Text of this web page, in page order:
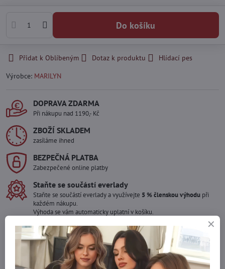
Do košíku
Přidat k Oblíbeným Dotaz k produktu
Hlídací pes
Výrobce: MARILYN
DOPRAVA ZDARMA
Při nákupu nad 1190,- Kč
ZBOŽÍ SKLADEM
zasíláme ihned
BEZPEČNÁ PLATBA
Zabezpečené online platby
Staňte se součástí everlady
Staňte se součástí everlady a využívejte 5 % členskou výhodu při
každém nákupu.
Výhoda se vám automaticky uplatní v košíku.
Máte zájem o více kusů ?
Kontaktujte nás na mail, zboží pro Vás doskladníme!